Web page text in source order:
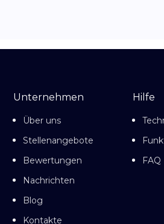
Unternehmen
Über uns
Stellenangebote
Bewertungen
Nachrichten
Blog
Kontakte
Hilfe
FAQ